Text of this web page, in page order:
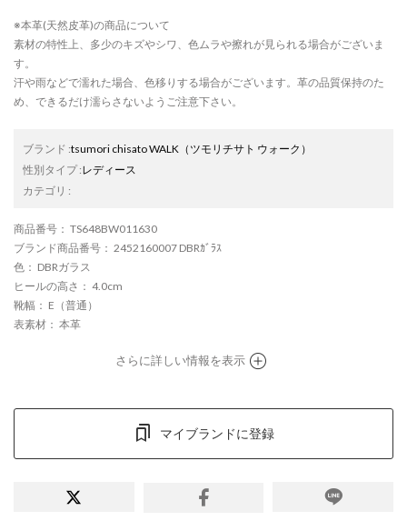
※本革(天然皮革)の商品について
素材の特性上、多少のキズやシワ、色ムラや擦れが見られる場合がございま
す。
汗や雨などで濡れた場合、色移りする場合がございます。革の品質保持のた
め、できるだけ濡らさないようご注意下さい。
ブランド :tsumori chisato WALK （ツモリチサト ウォーク）
性別タイプ:レディース
カテゴリ :
商品番号 ： TS648BW011630
ブランド商品番号 ： 2452160007 DBRｶﾞﾗｽ
色 ： DBRガラス
ヒールの高さ ： 4.0cm
靴幅 ： E（普通）
表素材 ： 本革
さらに詳しい情報を表示
マイブランドに登録